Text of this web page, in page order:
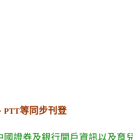
PTT等同步刊登
國證券及銀行開戶資訊以及育